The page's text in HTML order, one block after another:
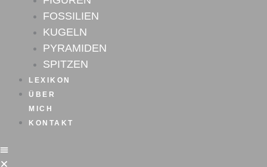
FOSSILIEN
KUGELN
PYRAMIDEN
SPITZEN
LEXIKON
ÜBER
MICH
KONTAKT